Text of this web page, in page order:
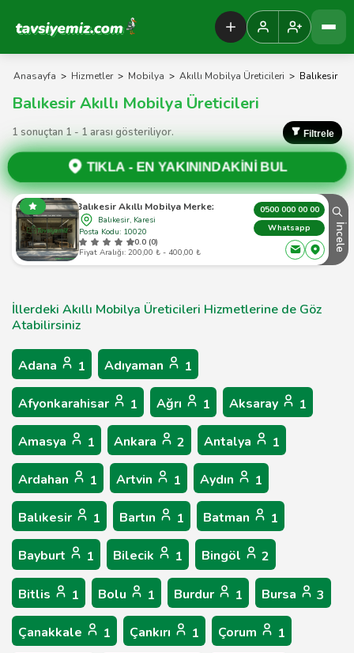
Tavsiyemiz Anasayfa
Anasayfa > Hizmetler > Mobilya > Akıllı Mobilya Üreticileri > Balıkesir
Balıkesir Akıllı Mobilya Üreticileri
1 sonuçtan 1 - 1 arası gösteriliyor. Filtrele
TIKLA -EN YAKININDAKİNİ BUL
Balıkesir Akıllı Mobilya Merkezi
Balıkesir, Karesi
Posta Kodu: 10020
0.0 (0)
Fiyat Aralığı: 200,00 ₺ - 400,00 ₺
0500 000 00 00
Whatsapp
İncele
İllerdeki Akıllı Mobilya Üreticileri Hizmetlerine de Göz
Atabilirsiniz
Adana 1 Adıyaman 1
Afyonkarahisar 1 Ağrı 1 Aksaray 1
Amasya 1 Ankara 2 Antalya 1
Ardahan 1 Artvin 1 Aydın 1
Balıkesir 1 Bartın 1 Batman 1
Bayburt 1 Bilecik 1 Bingöl 2
Bitlis 1 Bolu 1 Burdur 1 Bursa 3
Çanakkale 1 Çankırı 1 Çorum 1